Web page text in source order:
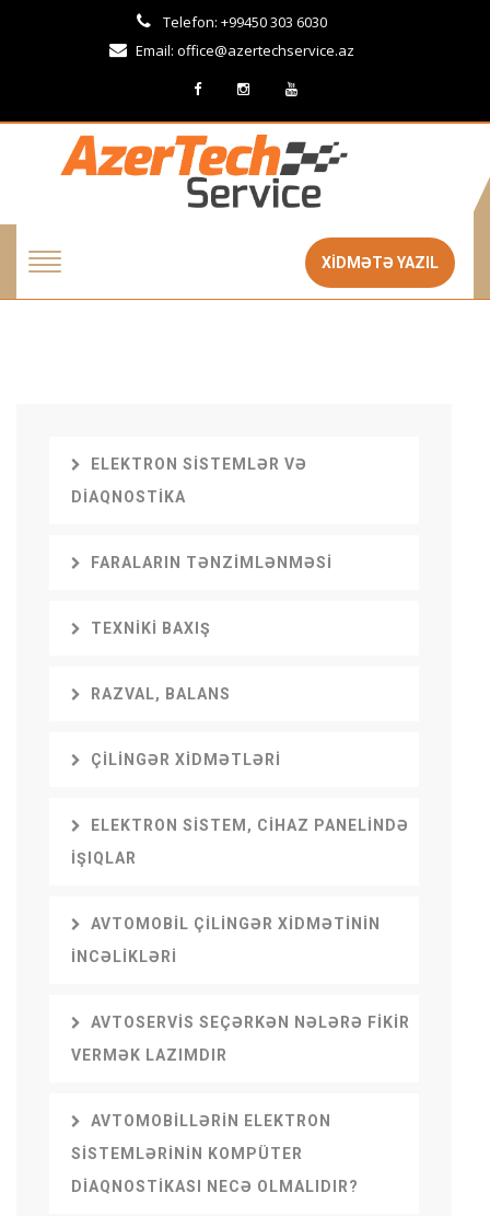
Telefon: +99450 303 6030
Email: office@azertechservice.az
XİDMƏTƏ YAZIL
ELEKTRON SISTEMLƏR VƏ
DIAQNOSTIKA
FARALARIN TƏNZIMLƏNMƏSI
TEXNIKI BAXIŞ
RAZVAL, BALANS
ÇILINGƏR XIDMƏTLƏRI
ELEKTRON SISTEM, CIHAZ PANELINDƏ
IŞIQLAR
AVTOMOBIL ÇILINGƏR XIDMƏTININ
INCƏLIKLƏRI
AVTOSERVIS SEÇƏRKƏN NƏLƏRƏ FIKIR
VERMƏK LAZIMDIR
AVTOMOBILLƏRIN ELEKTRON
SISTEMLƏRININ KOMPÜTER
DIAQNOSTIKASI NECƏ OLMALIDIR?